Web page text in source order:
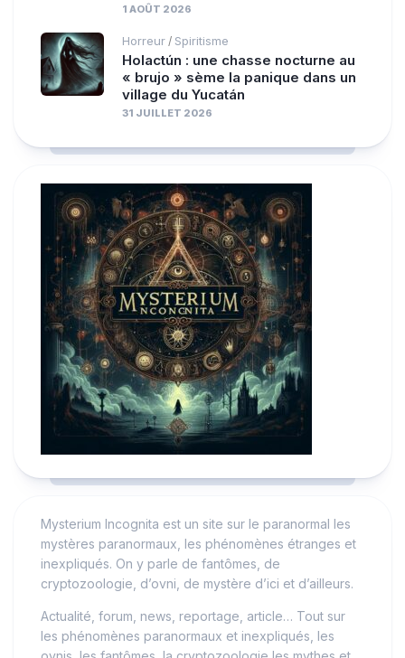
1 AOÛT 2026
Horreur / Spiritisme
Holactún : une chasse nocturne au
« brujo » sème la panique dans un
village du Yucatán
31 JUILLET 2026
Mysterium Incognita est un site sur le paranormal les
mystères paranormaux, les phénomènes étranges et
inexpliqués. On y parle de fantômes, de
cryptozoologie, d’ovni, de mystère d’ici et d’ailleurs.
Actualité, forum, news, reportage, article… Tout sur
les phénomènes paranormaux et inexpliqués, les